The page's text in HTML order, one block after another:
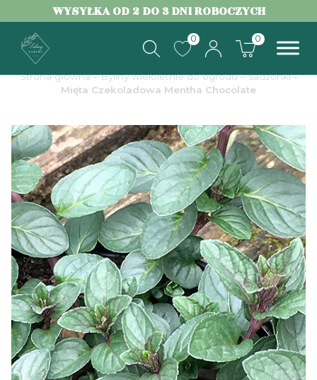
WYSYŁKA OD 2 DO 3 DNI ROBOCZYCH
0 0
Strona główna-Byliny wieloletnie do ogrodu – sadzonki-
Mięta Czekoladowa Mentha Chocolate